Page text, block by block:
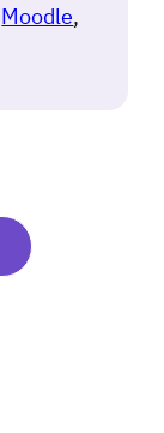
Moodle